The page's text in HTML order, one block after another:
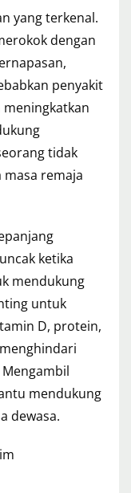
yang terkenal.
dengan
penyakit
tidak
remaja
ketika
mendukung
untuk
D, protein,
mendukung
dewasa.